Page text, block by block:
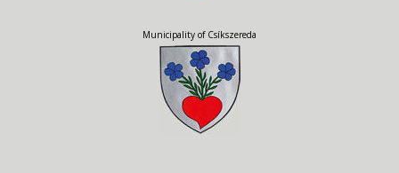
Municipality of Csíkszereda